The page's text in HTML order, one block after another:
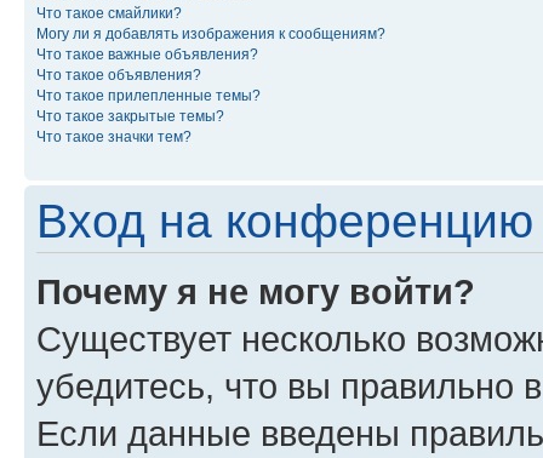
Что такое смайлики?
Могу ли я добавлять изображения к сообщениям?
Что такое важные объявления?
Что такое объявления?
Что такое прилепленные темы?
Что такое закрытые темы?
Что такое значки тем?
Вход на конференцию
Почему я не могу войти?
Существует несколько
убедитесь, что вы правильно
Если данные введены